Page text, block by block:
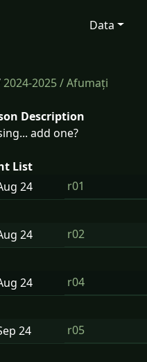
Data
2024-2025/ Afumați
Description
add one?
List
24 r01
24 r02
24 r04
24 r05